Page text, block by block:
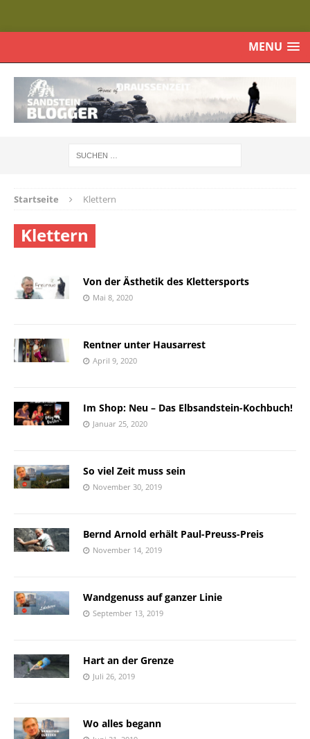
MENU
Startseite Klettern
Klettern
Von der Ästhetik des Klettersports
Mai 8, 2020
Rentner unter Hausarrest
April 9, 2020
Im Shop: Neu – Das Elbsandstein-Kochbuch!
Januar 25, 2020
So viel Zeit muss sein
November 30, 2019
Bernd Arnold erhält Paul-Preuss-Preis
November 14, 2019
Wandgenuss auf ganzer Linie
September 13, 2019
Hart an der Grenze
Juli 26, 2019
Wo alles begann